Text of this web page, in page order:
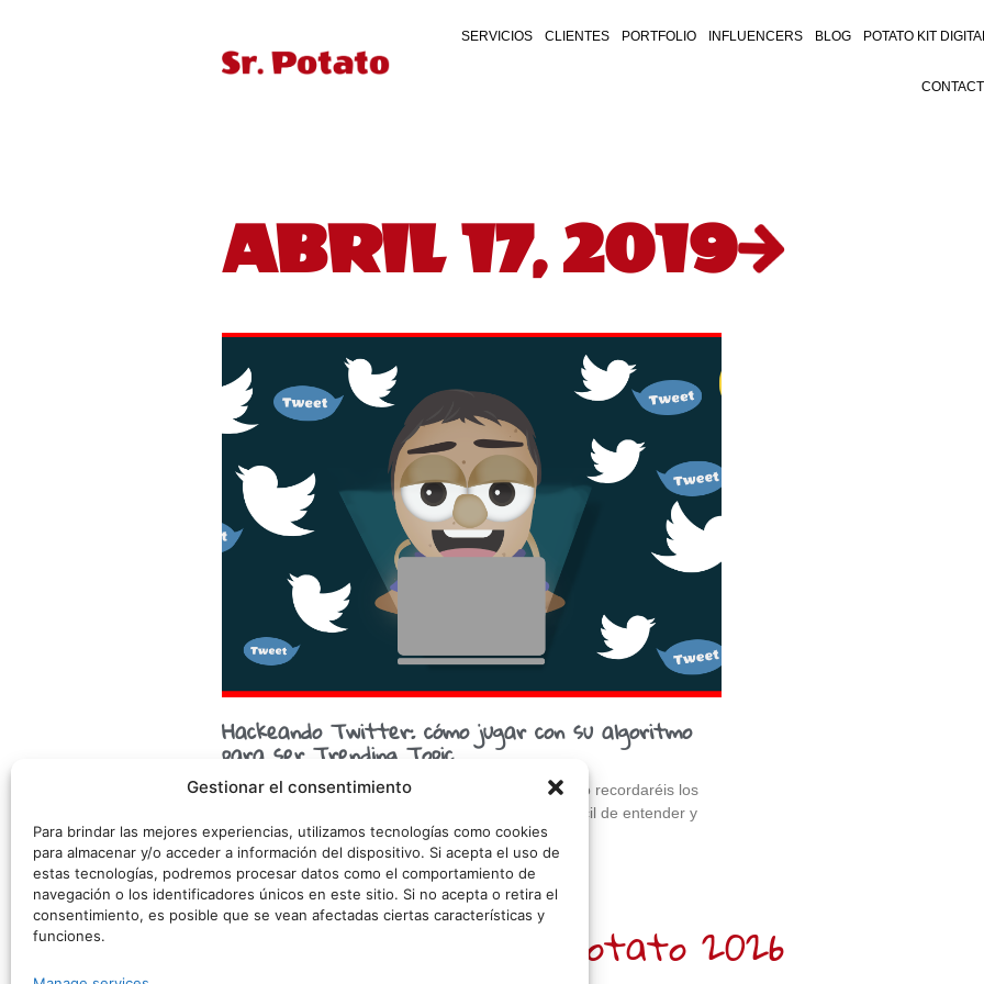
Gestionar el consentimiento
Para brindar las mejores experiencias, utilizamos tecnologías como cookies
para almacenar y/o acceder a información del dispositivo. Si acepta el uso de
estas tecnologías, podremos procesar datos como el comportamiento de
navegación o los identificadores únicos en este sitio. Si no acepta o retira el
consentimiento, es posible que se vean afectadas ciertas características y
funciones.
SERVICIOS CLIENTES PORTFOLIO INFLUENCERS BLOG POTATO KIT
ABRIL 17, 2019
Hackeando Twitter: cómo jugar con su algoritmo
para ser Trending Topic
Seguro que muchos, o algunos, de los que leéis esto recordaréis los
orígenes de Twitter… cuando era una red social difícil de entender y
donde
© Sr. Potato 2026